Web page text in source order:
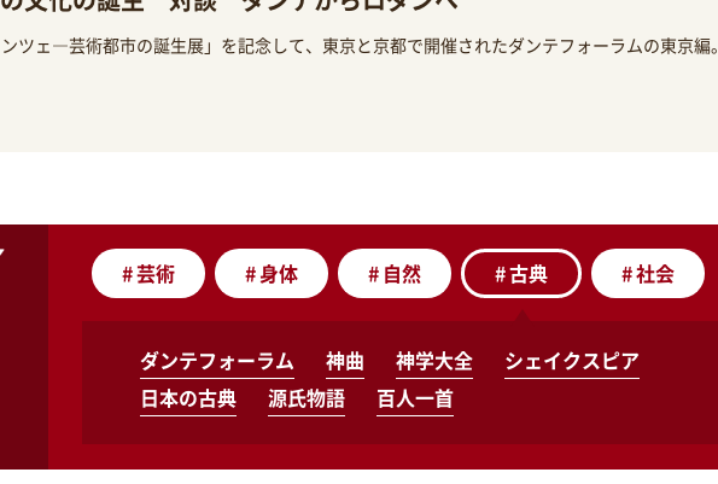
ツェ―芸術都市の誕生展」を記念して、東京と京都で開催されたダンテフォーラムの東京編。
#芸術 #身体 # 自然 #古典
ダンテフォーラム 神曲 神学大全
シェイクスピア
日本の古典
源氏物語 百人一首
#社会